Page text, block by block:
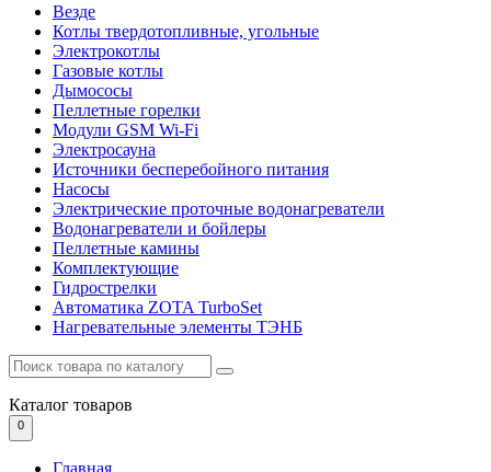
Везде
Котлы твердотопливные, угольные
Электрокотлы
Газовые котлы
Дымососы
Пеллетные горелки
Модули GSM Wi-Fi
Электросауна
Источники бесперебойного питания
Насосы
Электрические проточные водонагреватели
Водонагреватели и бойлеры
Пеллетные камины
Комплектующие
Гидрострелки
Автоматика ZOTA TurboSet
Нагревательные элементы ТЭНБ
Каталог товаров
0
Главная